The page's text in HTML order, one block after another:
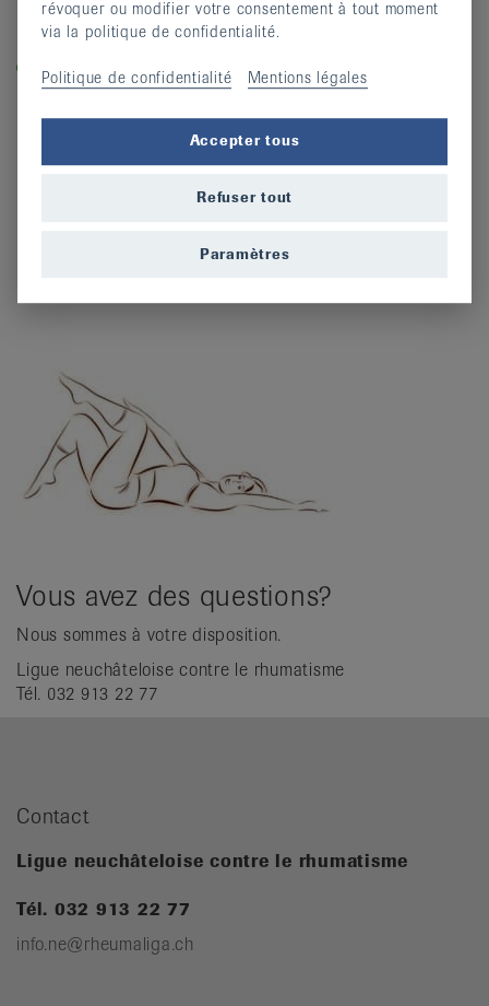
Légende
Dans les cours labellisés «equilibre-en-marche.ch», vous
entraînez la force, l’équilibre et la dynamique et prévenez
ainsi les chutes.
Vous avez des questions?
Nous sommes à votre disposition.
Ligue neuchâteloise contre le rhumatisme
Tél. 032 913 22 77
Contact
Ligue neuchâteloise contre le rhumatisme
Tél. 032 913 22 77
info.ne@rheumaliga.ch
révoquer ou modifier votre consentement à tout moment
via la politique de confidentialité.
Politique de confidentialité Mentions légales
Accepter tous
Refuser tout
Paramètres